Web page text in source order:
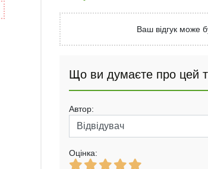
Ваш відгук може
Що ви думаєте про цей
Автор:
Оцінка: